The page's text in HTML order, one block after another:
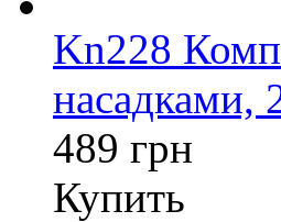
Kn228
насадками,
489 грн
Купить